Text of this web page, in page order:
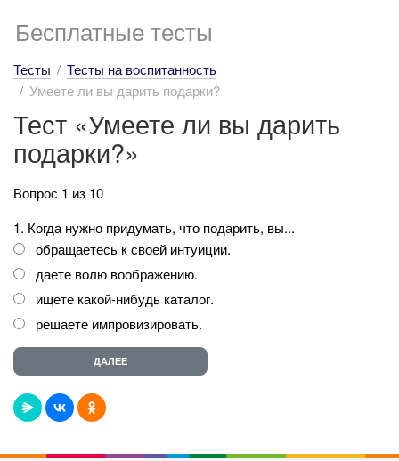
Бесплатные тесты
Тесты
Тесты на воспитанность
Умеете ли вы дарить подарки?
Тест «Умеете ли вы дарить
подарки?»
Вопрос 1 из 10
1. Когда нужно придумать, что подарить, вы...
обращаетесь к своей интуиции.
даете волю воображению.
ищете какой-нибудь каталог.
решаете импровизировать.